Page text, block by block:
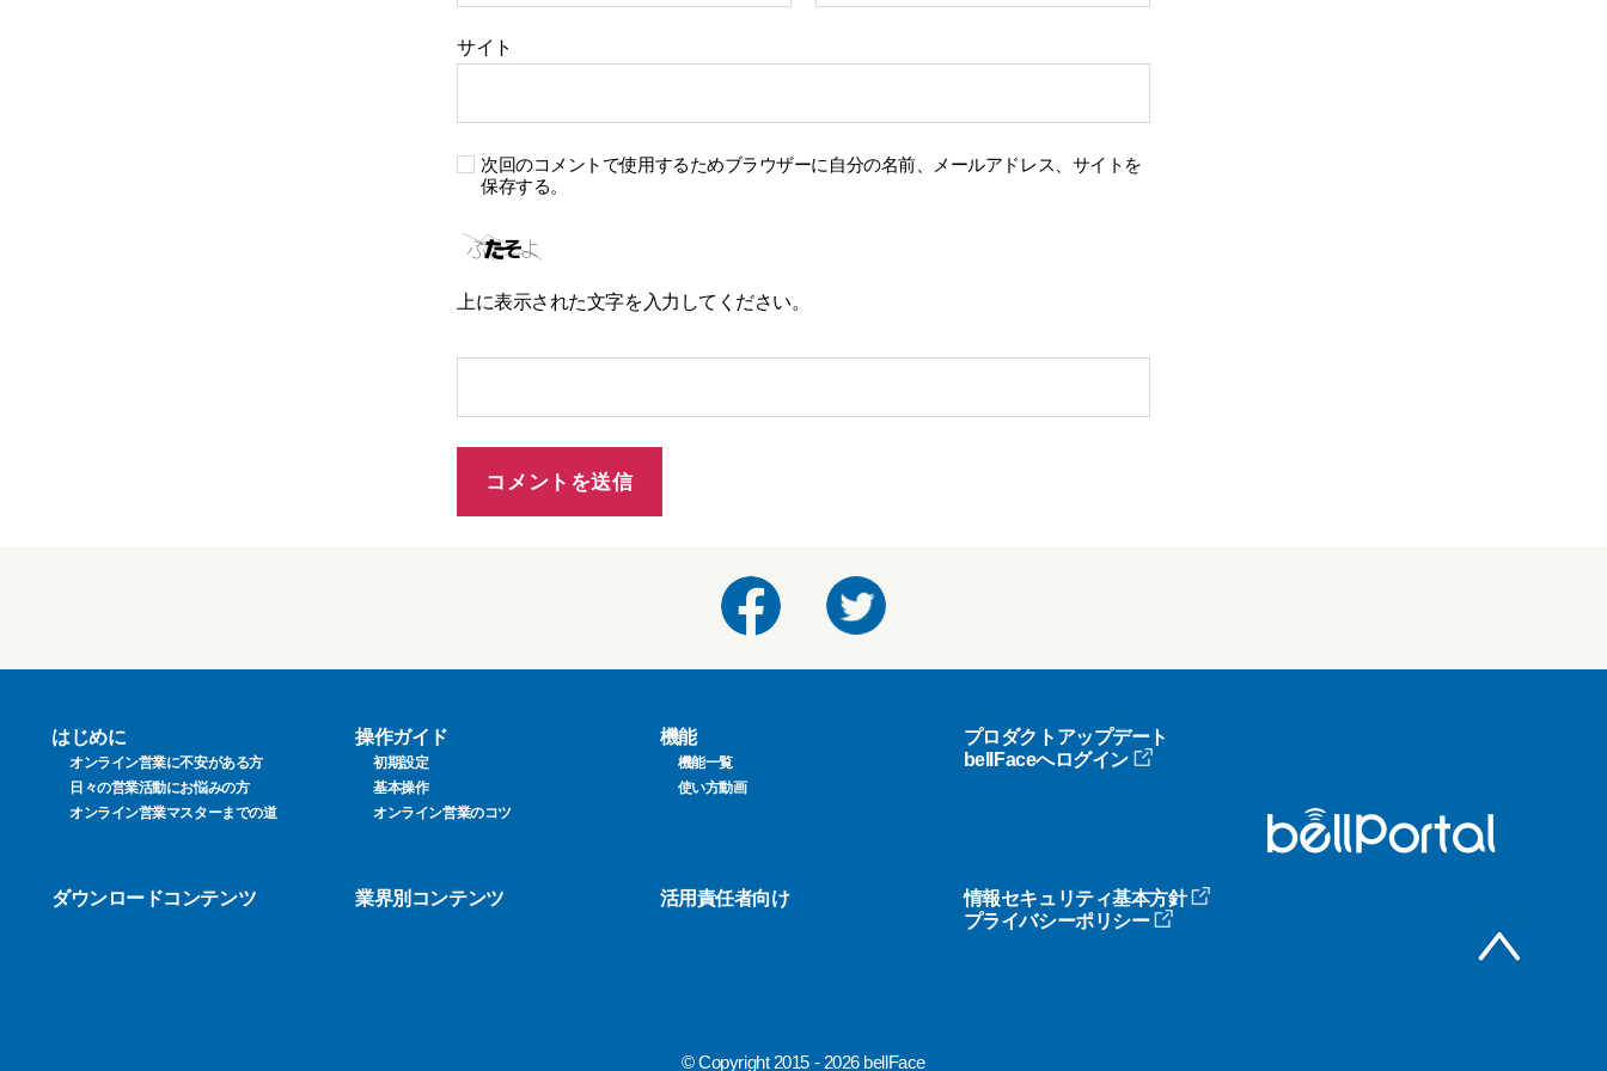
サイト
次回のコメントで使用するためブラウザーに自分の名前、メールアドレス、サイトを
保存する。
上に表示された文字を入力してください。
はじめに
オンライン営業に不安がある方
日々の営業活動にお悩みの方
オンライン営業マスターまでの道
操作ガイド
初期設定
基本操作
オンライン営業のコツ
機能
機能一覧
使い方動画
プロダクトアップデート
bellFaceへログイン
ダウンロードコンテンツ 業界別コンテンツ 活用責任者向け
情報セキュリティ基本方針
プライバシーポリシー
© Copyright 2015 - 2026 bellFace